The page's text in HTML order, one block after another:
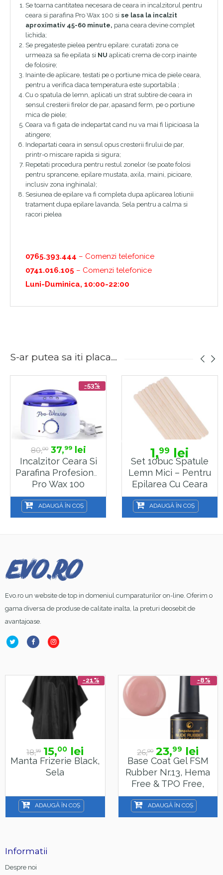
Se toarna cantitatea necesara de ceara in incalzitorul pentru
ceara si parafina Pro Wax 100 si se lasa la incalzit
aproximativ 45-60 minute, pana ceara devine complet
lichida;
Se pregateste pielea pentru epilare: curatati zona ce
urmeaza sa fie epilata si NU aplicati crema de corp inainte
de folosire;
Inainte de aplicare, testati pe o portiune mica de piele ceara,
pentru a verifica daca temperatura este suportabila ;
Cu o spatula de lemn, aplicati un strat subtire de ceara in
sensul cresterii firelor de par, apasand ferm, pe o portiune
mica de piele;
Ceara va fi gata de indepartat cand nu va mai fi lipicioasa la
atingere;
Indepartati ceara in sensul opus cresterii firului de par,
printr-o miscare rapida si sigura;
Repetati procedura pentru restul zonelor (se poate folosi
pentru sprancene, epilare mustata, axila, maini, picioare,
inclusiv zona inghinala);
Sesiunea de epilare va fi completa dupa aplicarea lotiunii
tratament dupa epilare lavanda, Sela pentru a calma si
racori pielea
0765.393.444 – Comenzi telefonice
0741.016.105 – Comenzi telefonice
Luni-Duminica, 10:00-22:00
S-ar putea sa iti placa...
-53%
80,00 37,99lei
Incalzitor Ceara Si
Parafina Profesional
Pro Wax 100
ADAUGĂ ÎN COȘ
1,99 lei
Set 10buc Spatule
Lemn Mici – Pentru
Epilarea Cu Ceara
La Cutie Sau
Aplicarea Parafinei
– WAX15
ADAUGĂ ÎN COȘ
Evo.ro un website de top in domeniul cumparaturilor on-line. Oferim o
gama diversa de produse de calitate inalta, la preturi deosebit de
avantajoase.
-21%
18,99 15,00 lei
Manta Frizerie Black,
Sela
ADAUGĂ ÎN COȘ
-8%
26,00 23,99 lei
Base Coat Gel FSM
Rubber Nr.13, Hema
Free & TPO Free,
15ml
ADAUGĂ ÎN COȘ
Informatii
Despre noi